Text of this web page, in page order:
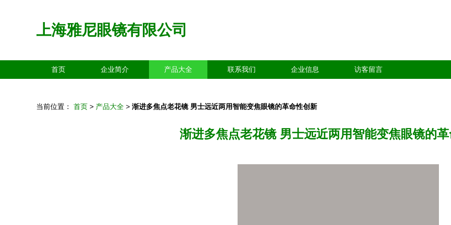
上海雅尼眼镜有限公司
首页 企业简介 产品大全 联系我们 企业信息 访客留言
当前位置： 首页 > 产品大全 > 渐进多焦点老花镜 男士远近两用智能变焦眼镜的革命性创新
渐进多焦点老花镜 男士远近两用智能变焦眼镜的